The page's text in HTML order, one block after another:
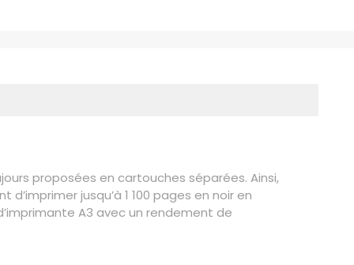
proposées en cartouches séparées. Ainsi,
jusqu’à 1 100 pages en noir en
A3 avec un rendement de